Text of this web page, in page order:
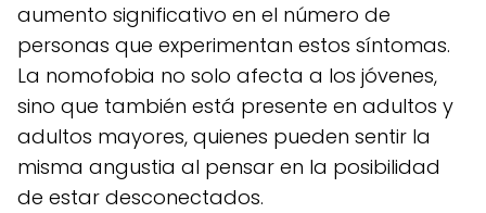
aumento significativo en el número de
personas que experimentan estos síntomas.
La nomofobia no solo afecta a los jóvenes,
sino que también está presente en adultos y
adultos mayores, quienes pueden sentir la
misma angustia al pensar en la posibilidad
de estar desconectados.